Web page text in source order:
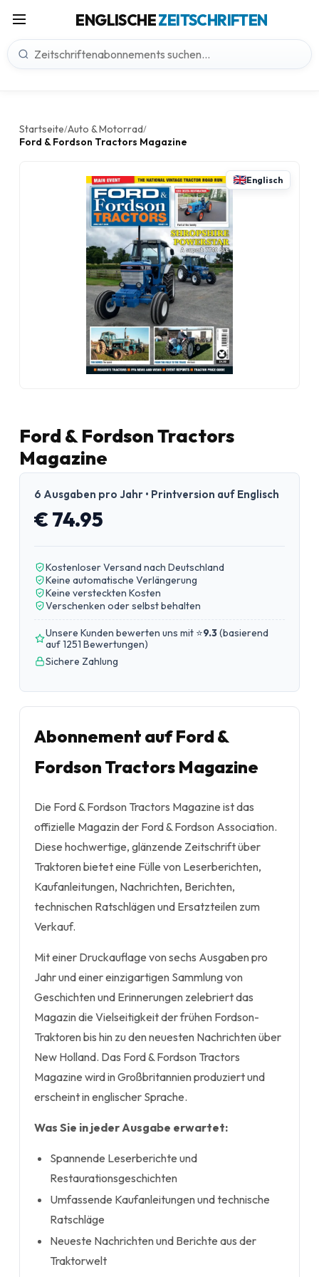
ENGLISCHEZEITSCHRIFTEN
Startseite/Auto & Motorrad/
Ford & Fordson Tractors Magazine
Englisch
Ford & Fordson Tractors
Magazine
6 Ausgaben pro Jahr • Printversion auf Englisch
€ 74.95
Kostenloser Versand nach Deutschland
Keine automatische Verlängerung
Keine versteckten Kosten
Verschenken oder selbst behalten
Unsere Kunden bewerten uns mit ⭐9.3(basierend
auf 1251 Bewertungen)
Sichere Zahlung
Abonnement auf Ford &
Fordson Tractors Magazine
Die Ford & Fordson Tractors Magazine ist das
offizielle Magazin der Ford & Fordson Association.
Diese hochwertige, glänzende Zeitschrift über
Traktoren bietet eine Fülle von Leserberichten,
Kaufanleitungen, Nachrichten, Berichten,
technischen Ratschlägen und Ersatzteilen zum
Verkauf.
Mit einer Druckauflage von sechs Ausgaben pro
Jahr und einer einzigartigen Sammlung von
Geschichten und Erinnerungen zelebriert das
Magazin die Vielseitigkeit der frühen Fordson-
Traktoren bis hin zu den neuesten Nachrichten über
New Holland. Das Ford & Fordson Tractors
Magazine wird in Großbritannien produziert und
erscheint in englischer Sprache.
Was Sie in jeder Ausgabe erwartet:
Spannende Leserberichte und
Restaurationsgeschichten
Umfassende Kaufanleitungen und technische
Ratschläge
Neueste Nachrichten und Berichte aus der
Traktorwelt